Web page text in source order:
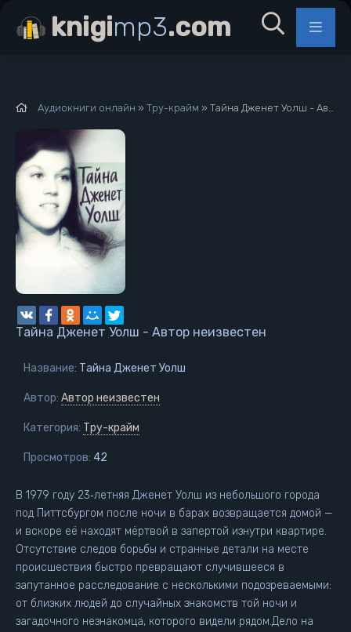
Аудиокниги онлайн » Тру-крайм » Тайна Дженет Уолш - Автор неизвестен
Тайна Дженет Уолш - Автор неизвестен
Название: Тайна Дженет Уолш
Автор: Автор неизвестен
Категория: Тру-крайм
Просмотров: 42
В 1979 году 23‑летняя Дженет Уолш из небольшого города
под Питтсбургом после ночи в барах возвращается домой —
и вскоре её находят мёртвой в запертой изнутри квартире.
Отсутствие следов борьбы и странные детали на месте
происшествия быстро превращают случившееся в
запутанное расследование с несколькими подозреваемыми:
от близких людей до случайных знакомств той ночи и
загадочного незнакомца, которого видели рядом.Дело на
knigimp3.com